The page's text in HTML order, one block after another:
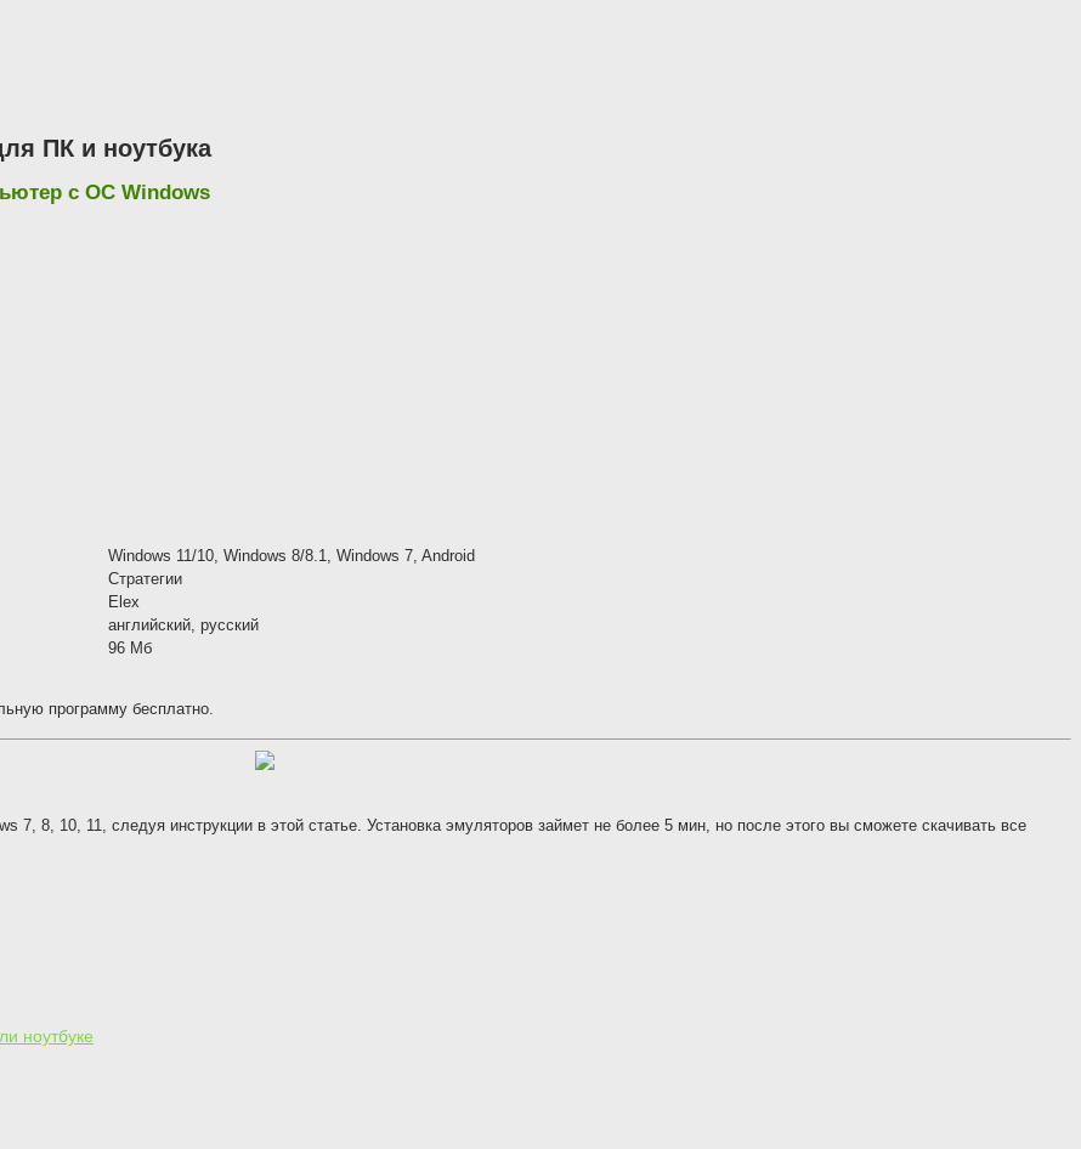
ПК и ноутбука
с ОС Windows
Windows 11/10, Windows 8/8.1, Windows 7, Android
Стратегии
Elex
английский, русский
96 Мб
программу бесплатно.
8, 10, 11, следуя инструкции в этой статье. Установка эмуляторов займет не более 5 мин, но после этого вы сможете скачивать все
ноутбуке